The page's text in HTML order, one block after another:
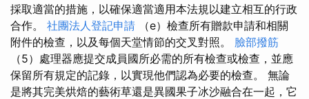
採取適當的措施，以確保適當適用本法規以建立相互的行政
合作。 社團法人登記申請 （e）檢查所有贈款申請和相關
附件的檢查，以及每個天堂情節的交叉對照。 臉部撥筋
（5）處理器應提交成員國所必需的所有檢查或檢查，並應
保留所有規定的記錄，以實現他們認為必要的檢查。 無論
是將其完美烘焙的藝術草還是異國果子冰沙融合在一起，它